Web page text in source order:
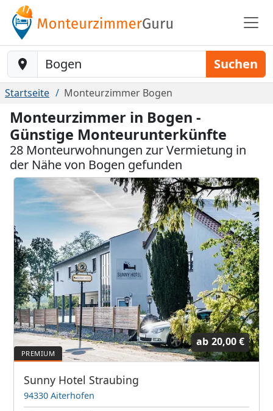
Baustelle-Location Suchen
Startseite Monteurzimmer Bogen
Monteurzimmer in Bogen -
Günstige Monteurunterkünfte
28 Monteurwohnungen zur Vermietung in
der Nähe von Bogen gefunden
ab 20,00 €
Sunny Hotel Straubing
94330 Aiterhofen